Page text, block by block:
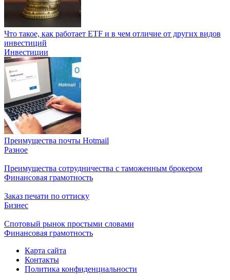
Что такое, как работает ETF и в чем отличие от других видов
инвестиций
Инвестиции
Преимущества почты Hotmail
Разное
Преимущества сотрудничества с таможенным брокером
Финансовая грамотность
Заказ печати по оттиску
Бизнес
Спотовый рынок простыми словами
Финансовая грамотность
Карта сайта
Контакты
Политика конфиденциальности